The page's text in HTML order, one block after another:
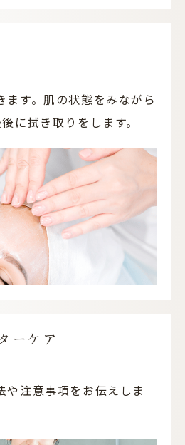
ます。肌の状態をみながら
に拭き取りをします。
ーケア
や注意事項をお伝えしま